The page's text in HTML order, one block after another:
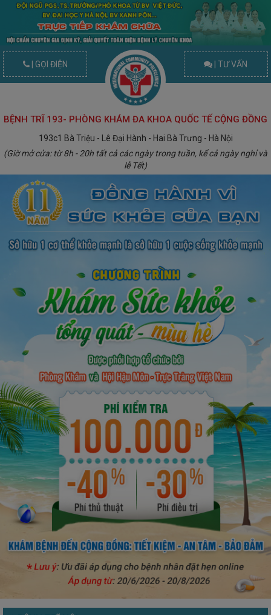
| GỌI ĐIỆN | TƯ VẤN
BỆNH TRĨ 193- PHÒNG KHÁM ĐA KHOA QUỐC TẾ CỘNG ĐỒNG
193c1 Bà Triệu - Lê Đại Hành - Hai Bà Trưng - Hà Nội
(Giờ mở cửa: từ 8h - 20h tất cả các ngày trong tuần, kể cả ngày nghỉ và
lễ Tết)